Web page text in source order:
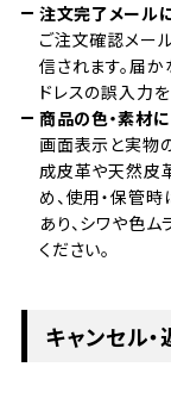
注文完了メール
ご注文確認メー
信されます。届
ドレスの誤入力
商品の色・素材
画面表示と実物
成皮革や天然皮
め、使用・保管
あり、シワや色
ください。
キャンセル